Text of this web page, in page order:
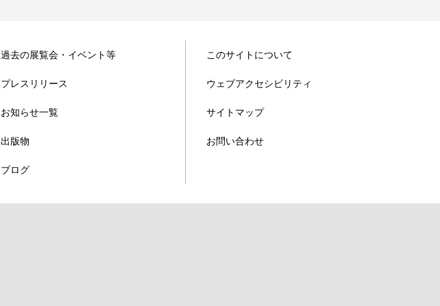
過去の展覧会・イベント等
プレスリリース
お知らせ一覧
出版物
ブログ
このサイトについて
ウェブアクセシビリティ
サイトマップ
お問い合わせ